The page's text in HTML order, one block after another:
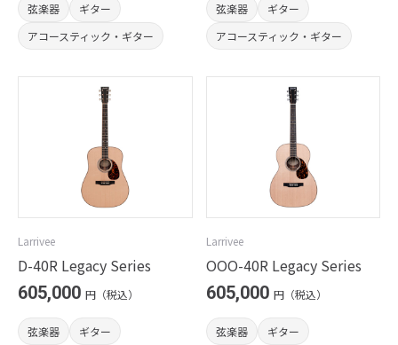
弦楽器
ギター
アコースティック・ギター
弦楽器
ギター
アコースティック・ギター
Larrivee
D-40R Legacy Series
605,000 円（税込）
弦楽器
ギター
Larrivee
OOO-40R Legacy Series
605,000 円（税込）
弦楽器
ギター